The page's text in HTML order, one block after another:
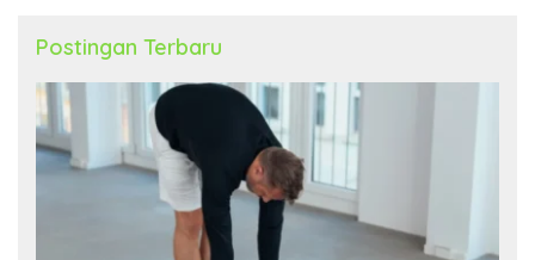
Postingan Terbaru